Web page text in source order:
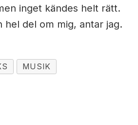
inget kändes helt rätt.
hel del om mig, antar jag.
MUSIK